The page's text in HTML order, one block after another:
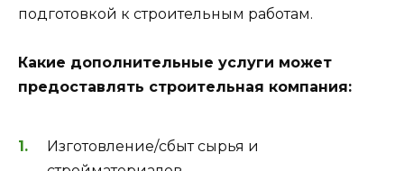
подготовкой к строительным работам.
Какие дополнительные услуги может
предоставлять строительная компания:
Изготовление/сбыт сырья и